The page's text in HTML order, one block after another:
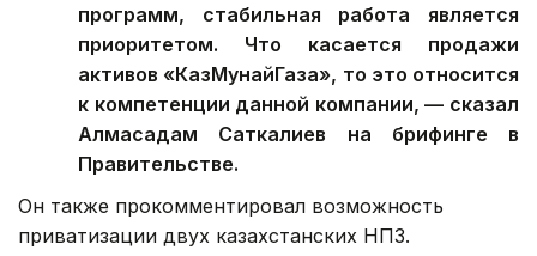
программ, стабильная работа является
приоритетом. Что касается продажи
активов «КазМунайГаза», то это относится
к компетенции данной компании, — сказал
Алмасадам Саткалиев на брифинге в
Правительстве.
Он также прокомментировал возможность
приватизации двух казахстанских НПЗ.